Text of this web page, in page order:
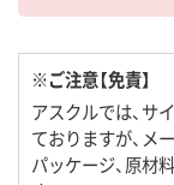
※ご注意【免責】
アスクルでは、サ
ておりますが、メ
パッケージ、原材